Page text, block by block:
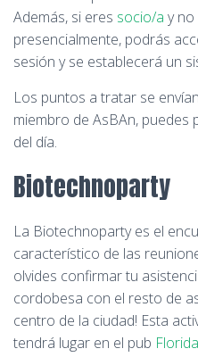
Además, si eres socio/a y
presencialmente, podrás
sesión y se establecerá un
Los puntos a tratar se
miembro de AsBAn,
del día.
Biotechnoparty
La Biotechnoparty es el
característico de las
olvides confirmar tu
cordobesa con el resto de
centro de la ciudad! Esta
tendrá lugar en el pub